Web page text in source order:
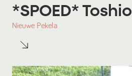
*SPOED* Toshio
Nieuwe Pekela